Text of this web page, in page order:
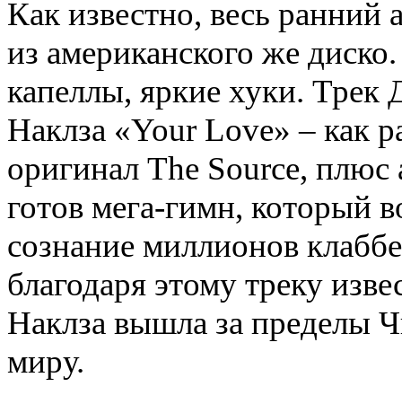
Как известно, весь
из американского же
капеллы, яркие хуки.
Наклза «Your Love» – как
оригинал The Source, плюс
готов мега-гимн, который
сознание миллионов
благодаря этому треку
Наклза вышла за пределы
миру.